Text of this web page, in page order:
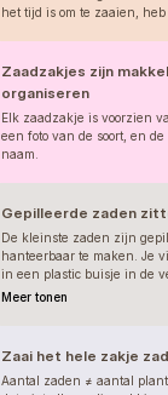
het tijd is om te zaaien,
Zaadzakjes zijn
organiseren
Elk zaadzakje is voorzien
een foto van de soort, en
naam.
Gepilleerde zaden
De kleinste zaden zijn
hanteerbaar te maken. Je
in een plastic buisje in de
Meer tonen
Zaai het hele zakje
Aantal zaden ≠ aantal